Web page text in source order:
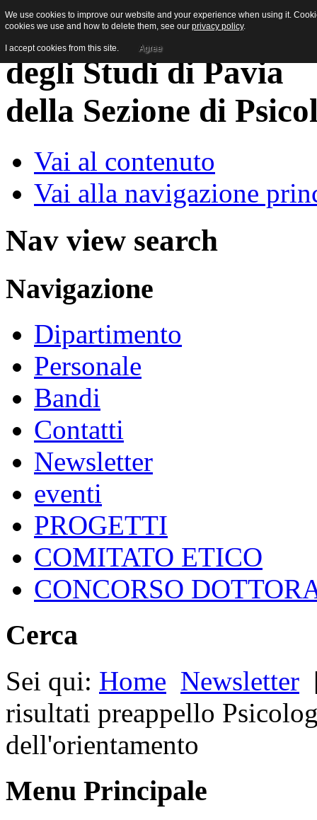
della Sezione di
Vai al contenuto
Vai alla navigazione
Nav view search
Navigazione
Dipartimento
Personale
Bandi
Contatti
Newsletter
eventi
PROGETTI
COMITATO ETICO
CONCORSO
Cerca
Sei qui: Home Newsletter
risultati preappello
dell'orientamento
Menu Principale
We use cookies to improve our website and your experience when using it.
cookies we use and how to delete them, see our privacy policy.
I accept cookies from this site. Agree